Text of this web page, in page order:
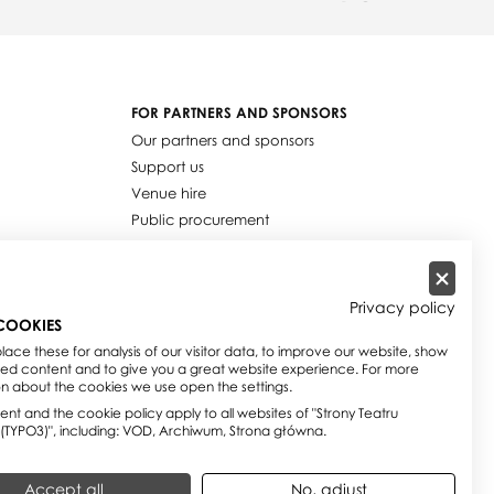
FOR PARTNERS AND SPONSORS
Our partners and sponsors
Support us
Venue hire
Public procurement
Privacy policy
these for analysis of our visitor data, to improve our website, show
content and to give you a great website experience. For more
about the cookies we use open the settings.
and the cookie policy apply to all websites of "Strony Teatru
including: VOD, Archiwum, Strona główna.
Accept all No, adjust